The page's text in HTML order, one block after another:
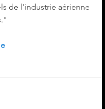
de l'industrie aérienne